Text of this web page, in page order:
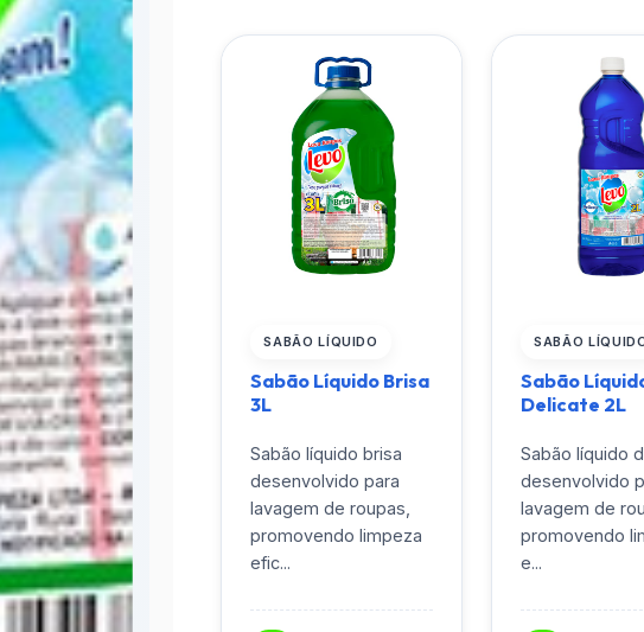
SABÃO LÍQUIDO
Sabão Líquido Brisa
3L
Sabão líquido brisa
desenvolvido para
lavagem de roupas,
promovendo limpeza
efic...
SABÃO
Sabão
Delicate 2L
Sabão líquido
desenvolvido
lavagem de
promovendo
e...